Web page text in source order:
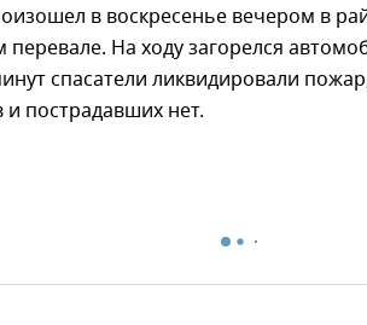
в воскресенье вечером в
перевале. На ходу загорелся
спасатели ликвидировали
пострадавших нет.